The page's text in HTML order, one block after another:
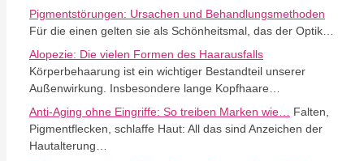
Pigmentstörungen: Ursachen und Behandlungsmethoden
Für die einen gelten sie als Schönheitsmal, das der Optik…
Alopezie: Die vielen Formen des Haarausfalls
Körperbehaarung ist ein wichtiger Bestandteil unserer
Außenwirkung. Insbesondere lange Kopfhaare…
Anti-Aging ohne Eingriffe: So treiben Marken wie…
Falten,
Pigmentflecken, schlaffe Haut: All das sind Anzeichen der
Hautalterung…